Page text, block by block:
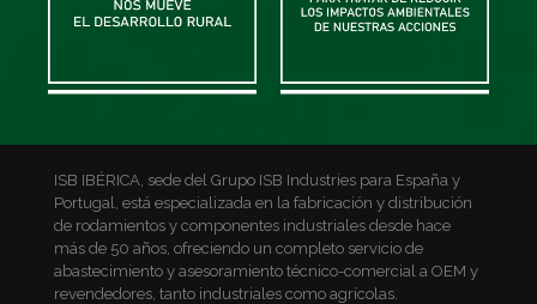
ISB IBÉRICA, sede del Grupo ISB Industries para España y
Portugal, está especializada en la fabricación y distribución
de rodamientos y componentes industriales desde hace
más de 50 años, ofreciendo un completo servicio de
abastecimiento y asesoramiento técnico-comercial a OEM y
revendedores, tanto industriales como agrícolas.